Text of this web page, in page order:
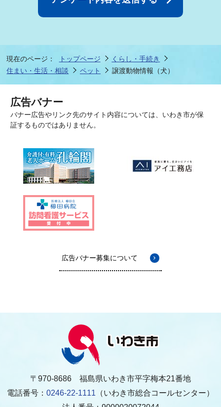
現在のページ： トップページ
くらし・手続き
住まい・生活・相談
ペット 譲渡動物情報（犬）
広告バナー
バナー広告やリンク先のサイト内容については、いわき市が保
証するものではありません。
広告バナー募集について
〒970-8686 福島県いわき市平字梅本21番地
電話番号： 0246-22-1111 （いわき市総合コールセンター）